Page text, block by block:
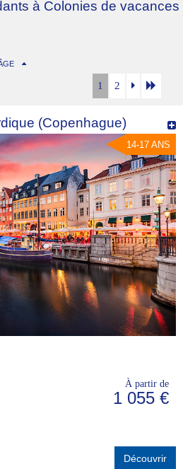
à Colonies de vacances
1 2
(Copenhague)
14-17 ANS
À partir de
1 055 €
Découvrir